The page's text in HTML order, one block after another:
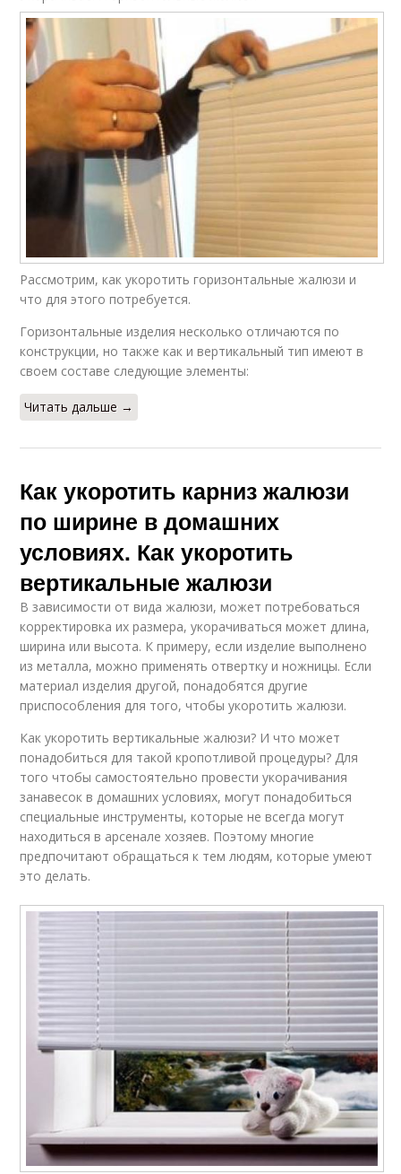
Рассмотрим, как укоротить горизонтальные жалюзи и
что для этого потребуется.
Горизонтальные изделия несколько отличаются по
конструкции, но также как и вертикальный тип имеют в
своем составе следующие элементы:
Читать дальше →
Как укоротить карниз жалюзи
по ширине в домашних
условиях. Как укоротить
вертикальные жалюзи
В зависимости от вида жалюзи, может потребоваться
корректировка их размера, укорачиваться может длина,
ширина или высота. К примеру, если изделие выполнено
из металла, можно применять отвертку и ножницы. Если
материал изделия другой, понадобятся другие
приспособления для того, чтобы укоротить жалюзи.
Как укоротить вертикальные жалюзи? И что может
понадобиться для такой кропотливой процедуры? Для
того чтобы самостоятельно провести укорачивания
занавесок в домашних условиях, могут понадобиться
специальные инструменты, которые не всегда могут
находиться в арсенале хозяев. Поэтому многие
предпочитают обращаться к тем людям, которые умеют
это делать.